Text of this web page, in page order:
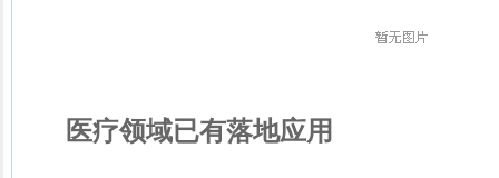
医疗领域已有落地应用